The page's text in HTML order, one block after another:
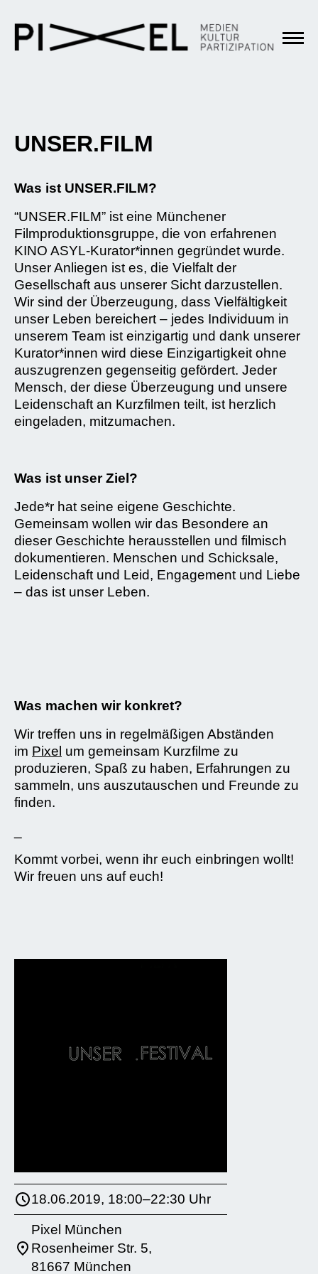
UNSER.FILM
Was ist UNSER.FILM?
“UNSER.FILM” ist eine Münchener
Filmproduktionsgruppe, die von erfahrenen
KINO ASYL-Kurator*innen gegründet wurde.
Unser Anliegen ist es, die Vielfalt der
Gesellschaft aus unserer Sicht darzustellen.
Wir sind der Überzeugung, dass Vielfältigkeit
unser Leben bereichert – jedes Individuum in
unserem Team ist einzigartig und dank unserer
Kurator*innen wird diese Einzigartigkeit ohne
auszugrenzen gegenseitig gefördert. Jeder
Mensch, der diese Überzeugung und unsere
Leidenschaft an Kurzfilmen teilt, ist herzlich
eingeladen, mitzumachen.
Was ist unser Ziel?
Jede*r hat seine eigene Geschichte.
Gemeinsam wollen wir das Besondere an
dieser Geschichte herausstellen und filmisch
dokumentieren. Menschen und Schicksale,
Leidenschaft und Leid, Engagement und Liebe
– das ist unser Leben.
Was machen wir konkret?
Wir treffen uns in regelmäßigen Abständen
im Pixel um gemeinsam Kurzfilme zu
produzieren, Spaß zu haben, Erfahrungen zu
sammeln, uns auszutauschen und Freunde zu
finden.
Kommt vorbei, wenn ihr euch einbringen wollt!
Wir freuen uns auf euch!
18.06.2019, 18:00–22:30 Uhr
Pixel München
Rosenheimer Str. 5,
81667 München